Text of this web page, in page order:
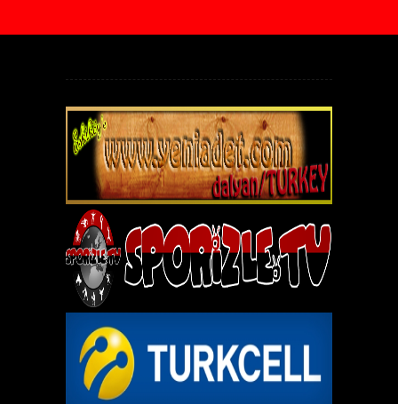
REKLAM ALANI